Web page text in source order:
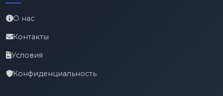
О нас
Контакты
Условия
Конфиденциальность